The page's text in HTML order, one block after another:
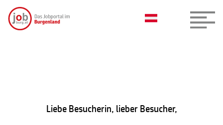
Liebe Besucherin, lieber Besucher,